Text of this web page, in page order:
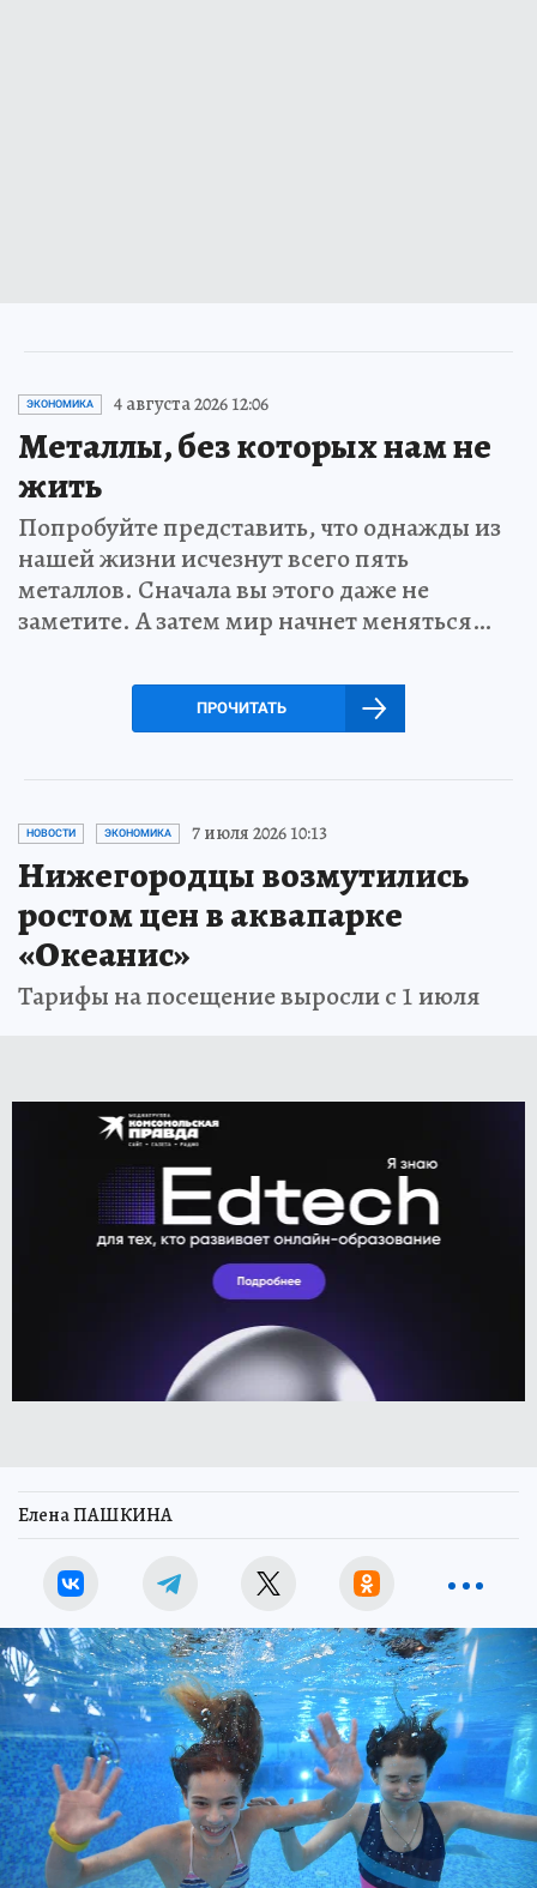
ЭКОНОМИКА 4 августа 2026 12:06
Металлы, без которых нам не
жить
Попробуйте представить, что однажды из
нашей жизни исчезнут всего пять
металлов. Сначала вы этого даже не
заметите. А затем мир начнет меняться…
ПРОЧИТАТЬ
НОВОСТИ ЭКОНОМИКА 7 июля 2026 10:13
Нижегородцы возмутились
ростом цен в аквапарке
«Океанис»
Тарифы на посещение выросли с 1 июля
Елена ПАШКИНА